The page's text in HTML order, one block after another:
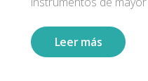
Leer más